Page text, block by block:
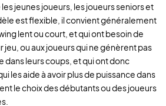
jeunes joueurs, les joueurs seniors et
est flexible, il convient généralement
lent ou court, et qui ont besoin de
jeu, ou aux joueurs qui ne génèrent pas
dans leurs coups, et qui ont donc
les aide à avoir plus de puissance dans
le choix des débutants ou des joueurs